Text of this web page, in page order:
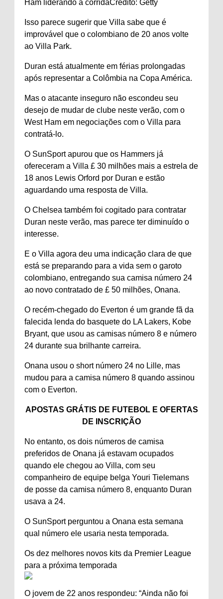
Ham liderando a corridaCrédito: Getty
Isso parece sugerir que Villa sabe que é
improvável que o colombiano de 20 anos volte
ao Villa Park.
Duran está atualmente em férias prolongadas
após representar a Colômbia na Copa América.
Mas o atacante inseguro não escondeu seu
desejo de mudar de clube neste verão, com o
West Ham em negociações com o Villa para
contratá-lo.
O SunSport apurou que os Hammers já
ofereceram a Villa £ 30 milhões mais a estrela de
18 anos Lewis Orford por Duran e estão
aguardando uma resposta de Villa.
O Chelsea também foi cogitado para contratar
Duran neste verão, mas parece ter diminuído o
interesse.
E o Villa agora deu uma indicação clara de que
está se preparando para a vida sem o garoto
colombiano, entregando sua camisa número 24
ao novo contratado de £ 50 milhões, Onana.
O recém-chegado do Everton é um grande fã da
falecida lenda do basquete do LA Lakers, Kobe
Bryant, que usou as camisas número 8 e número
24 durante sua brilhante carreira.
Onana usou o short número 24 no Lille, mas
mudou para a camisa número 8 quando assinou
com o Everton.
APOSTAS GRÁTIS DE FUTEBOL E OFERTAS
DE INSCRIÇÃO
No entanto, os dois números de camisa
preferidos de Onana já estavam ocupados
quando ele chegou ao Villa, com seu
companheiro de equipe belga Youri Tielemans
de posse da camisa número 8, enquanto Duran
usava a 24.
O SunSport perguntou a Onana esta semana
qual número ele usaria nesta temporada.
Os dez melhores novos kits da Premier League
para a próxima temporada
O jovem de 22 anos respondeu: “Ainda não foi